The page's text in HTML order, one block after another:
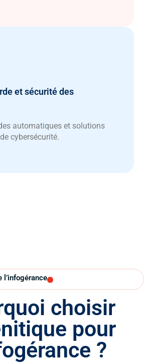
et sécurité des
automatiques et solutions
cybersécurité.
l’infogérance
choisir
pour
?